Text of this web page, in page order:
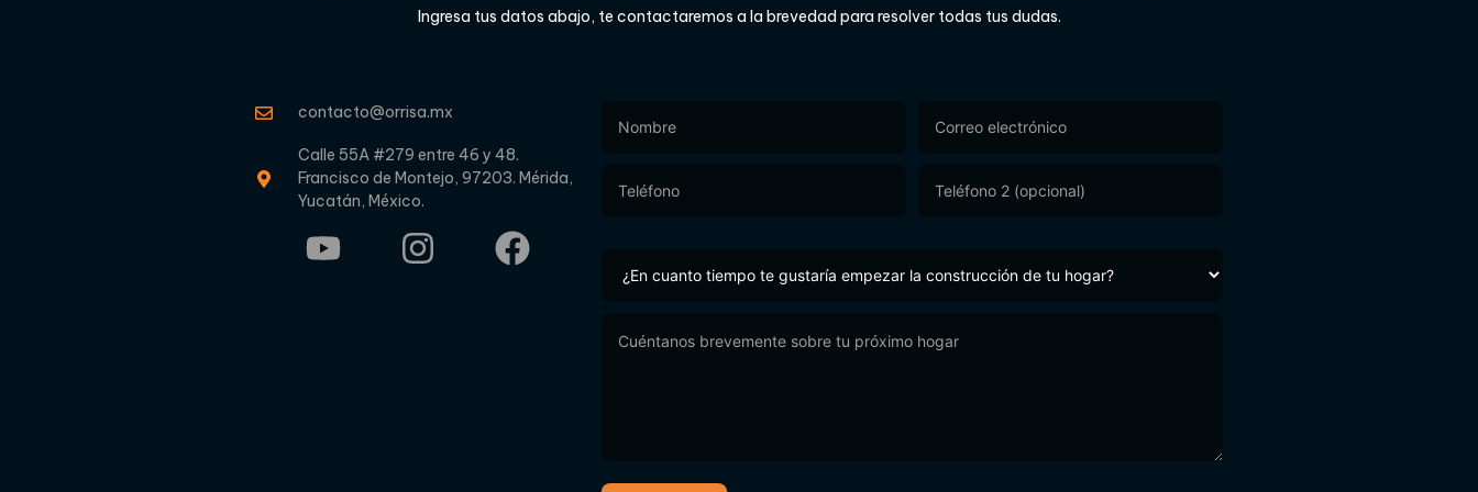
Ingresa tus datos abajo, te contactaremos a la brevedad para resolver todas tus dudas.
contacto@orrisa.mx
Calle 55A #279 entre 46 y 48.
Francisco de Montejo, 97203. Mérida,
Yucatán, México.
Form